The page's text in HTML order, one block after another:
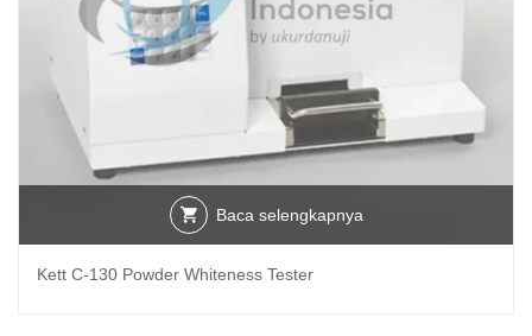
Baca selengkapnya
Kett C-130 Powder Whiteness Tester